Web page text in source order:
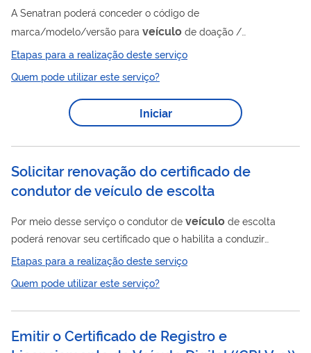
A Senatran poderá conceder o código de
marca/modelo/versão para veículo de doação /
incorporação
Etapas para a realização deste serviço
Quem pode utilizar este serviço?
Iniciar
Solicitar renovação do certificado de
condutor de veículo de escolta
Por meio desse serviço o condutor de veículo de escolta
poderá renovar seu certificado que o habilita a conduzir
veículos de escolta credenciada.
Etapas para a realização deste serviço
Quem pode utilizar este serviço?
Emitir o Certificado de Registro e